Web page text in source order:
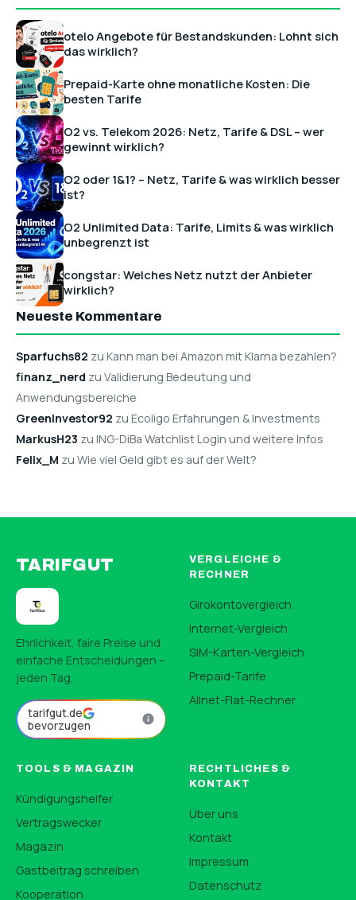
otelo Angebote für Bestandskunden: Lohnt sich
das wirklich?
Prepaid-Karte ohne monatliche Kosten: Die
besten Tarife
O2 vs. Telekom 2026: Netz, Tarife & DSL – wer
gewinnt wirklich?
O2 oder 1&1? – Netz, Tarife & was wirklich besser
ist?
O2 Unlimited Data: Tarife, Limits & was wirklich
unbegrenzt ist
congstar: Welches Netz nutzt der Anbieter
wirklich?
Neueste Kommentare
Sparfuchs82 zu Kann man bei Amazon mit Klarna bezahlen?
finanz_nerd zu Validierung Bedeutung und
Anwendungsbereiche
GreenInvestor92 zu Ecoligo Erfahrungen & Investments
MarkusH23 zu ING-DiBa Watchlist Login und weitere Infos
Felix_M zu Wie viel Geld gibt es auf der Welt?
TARIFGUT
Ehrlichkeit, faire Preise und
einfache Entscheidungen –
jeden Tag.
tarifgut.de
bevorzugen
VERGLEICHE &
RECHNER
Girokontovergleich
Internet-Vergleich
SIM-Karten-Vergleich
Prepaid-Tarife
Allnet-Flat-Rechner
TOOLS & MAGAZIN
Kündigungshelfer
Vertragswecker
Magazin
Gastbeitrag schreiben
Kooperation
RECHTLICHES &
KONTAKT
Über uns
Kontakt
Impressum
Datenschutz